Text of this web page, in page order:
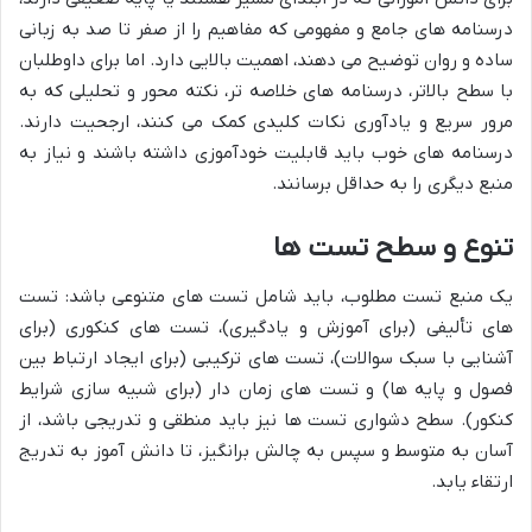
درسنامه های جامع و مفهومی که مفاهیم را از صفر تا صد به زبانی
ساده و روان توضیح می دهند، اهمیت بالایی دارد. اما برای داوطلبان
با سطح بالاتر، درسنامه های خلاصه تر، نکته محور و تحلیلی که به
مرور سریع و یادآوری نکات کلیدی کمک می کنند، ارجحیت دارند.
درسنامه های خوب باید قابلیت خودآموزی داشته باشند و نیاز به
منبع دیگری را به حداقل برسانند.
تنوع و سطح تست ها
یک منبع تست مطلوب، باید شامل تست های متنوعی باشد: تست
های تألیفی (برای آموزش و یادگیری)، تست های کنکوری (برای
آشنایی با سبک سوالات)، تست های ترکیبی (برای ایجاد ارتباط بین
فصول و پایه ها) و تست های زمان دار (برای شبیه سازی شرایط
کنکور). سطح دشواری تست ها نیز باید منطقی و تدریجی باشد، از
آسان به متوسط و سپس به چالش برانگیز، تا دانش آموز به تدریج
ارتقاء یابد.